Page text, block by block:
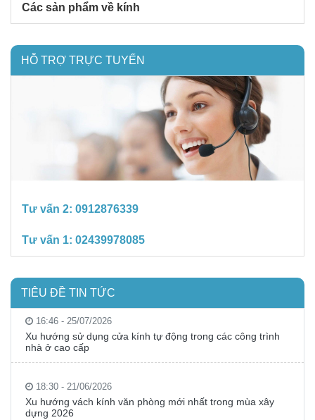
Các sản phẩm về kính
HỖ TRỢ TRỰC TUYẾN
Tư vấn 2: 0912876339
Tư vấn 1: 02439978085
TIÊU ĐỀ TIN TỨC
16:46 - 25/07/2026
Xu hướng sử dụng cửa kính tự động trong các công trình
nhà ở cao cấp
18:30 - 21/06/2026
Xu hướng vách kính văn phòng mới nhất trong mùa xây
dựng 2026